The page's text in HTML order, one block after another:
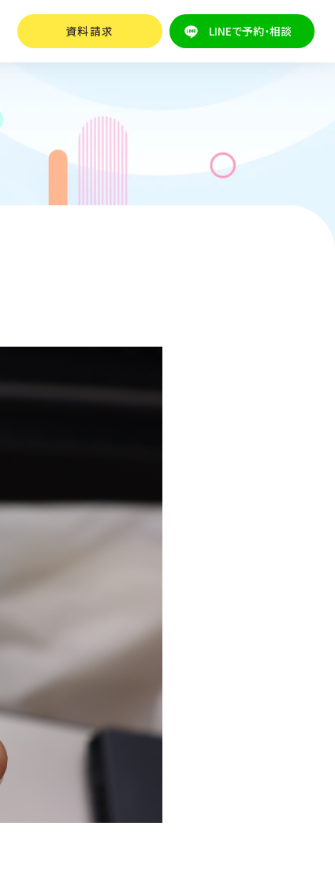
資料請求 LINEで予約・相談